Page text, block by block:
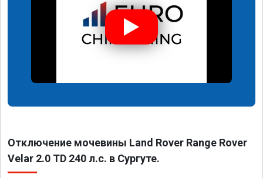
Отключение мочевины Land Rover Range Rover
Velar 2.0 TD 240 л.с. в Сургуте.